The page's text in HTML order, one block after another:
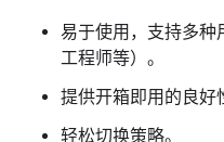
易于使用，支持多种
工程师等）。
提供开箱即用的良好
轻松切换策略。